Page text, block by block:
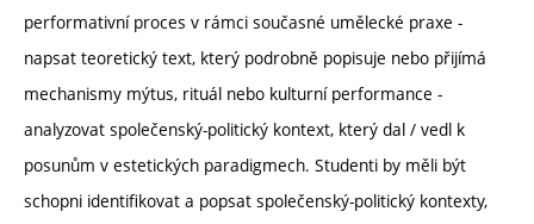
performativní proces v rámci současné umělecké praxe -
napsat teoretický text, který podrobně popisuje nebo přijímá
mechanismy mýtus, rituál nebo kulturní performance -
analyzovat společenský-politický kontext, který dal / vedl k
posunům v estetických paradigmech. Studenti by měli být
schopni identifikovat a popsat společenský-politický kontexty,